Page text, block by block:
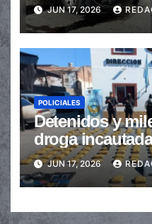
JUN 17, 2026
POLICIALES
Detenidos y
droga
provincia
JUN 17, 2026